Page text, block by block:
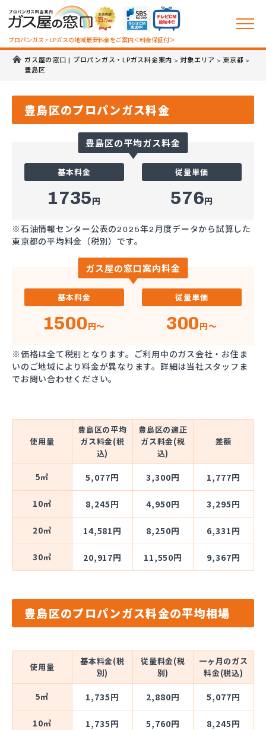
プロパンガス・LPガスの地域最安料金をご案内＜料金保証付＞
ガス屋の窓口 | プロパンガス・LPガス料金案内 > 対象エリア >東京都 >
豊島区
豊島区のプロパンガス料金
豊島区の平均ガス料金
基本料金
1735円
従量単価
576円
※石油情報センター公表の2025年2月度データから試算した
東京都の平均料金（税別）です。
ガス屋の窓口案内料金
基本料金
1500円～
従量単価
300円～
※価格は全て税別となります。ご利用中のガス会社・お住ま
いのご地域により料金が異なります。詳細は当社スタッフま
でお問い合わせください。
使用量
豊島区の平均
ガス料金(税
込)
豊島区の適正
ガス料金(税
込)
差額
5㎥ 5,077円 3,300円 1,777円
10㎥ 8,245円 4,950円 3,295円
20㎥ 14,581円 8,250円 6,331円
30㎥ 20,917円 11,550円 9,367円
豊島区のプロパンガス料金の平均相場
使用量
基本料金(税
別)
従量料金(税
別)
一ヶ月のガス
料金(税込)
5㎥ 1,735円 2,880円 5,077円
10㎥ 1,735円 5,760円 8,245円